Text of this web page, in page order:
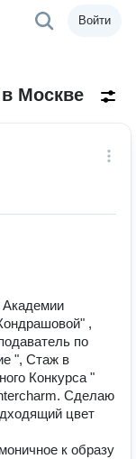
Войти
Москве
,
по
", Стаж в
Конкурса "
Сделаю
цвет
к образу